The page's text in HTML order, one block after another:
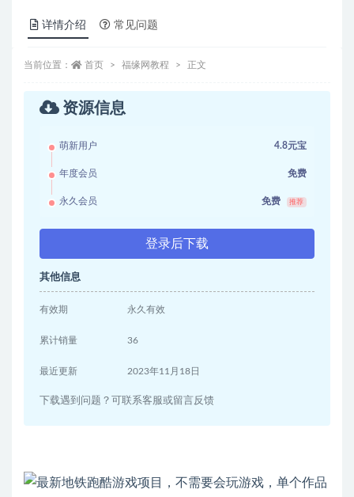
详情介绍 常见问题
当前位置： 首页 福缘网教程 正文
资源信息
萌新用户 4.8元宝
年度会员 免费
永久会员 免费 推荐
登录后下载
其他信息
有效期 永久有效
累计销量 36
最近更新 2023年11月18日
下载遇到问题？可联系客服或留言反馈